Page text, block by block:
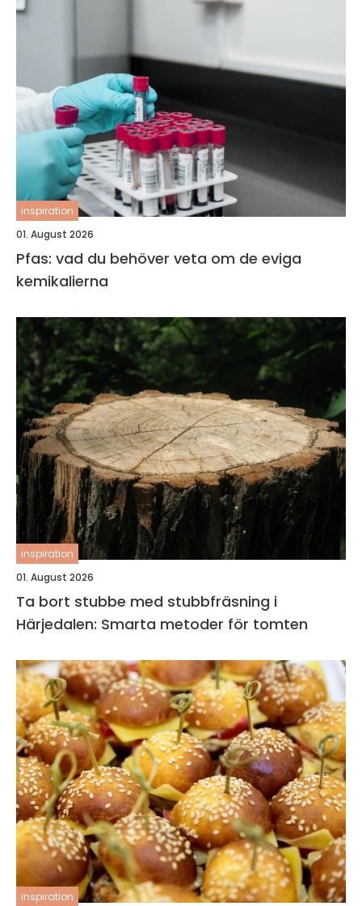
inspiration
01. August 2026
Pfas: vad du behöver veta om de eviga
kemikalierna
inspiration
01. August 2026
Ta bort stubbe med stubbfräsning i
Härjedalen: Smarta metoder för tomten
inspiration